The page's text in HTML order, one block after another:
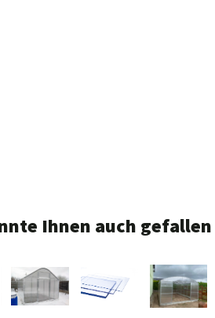
Ihnen auch gefallen